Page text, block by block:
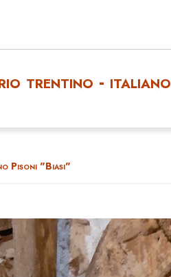
trentino - italiano
Pisoni "Biasi"